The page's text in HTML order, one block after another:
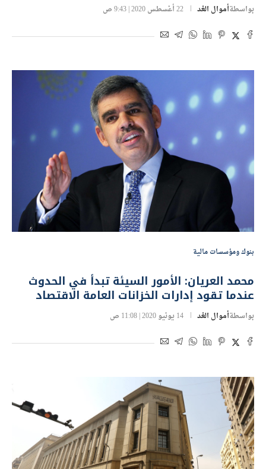
بواسطةأموال الغد 22 أغسطس 2020 | 9:43 ص
بنوك ومؤسسات مالية
محمد العريان: الأمور السيئة تبدأ في الحدوث
عندما تقود إدارات الخزانات العامة الاقتصاد
بواسطةأموال الغد 14 يونيو 2020 | 11:08 ص